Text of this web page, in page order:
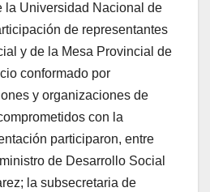
la Universidad Nacional de
de representantes
y de la Mesa Provincial de
conformado por
y organizaciones de
con la
participaron, entre
de Desarrollo Social
la subsecretaria de